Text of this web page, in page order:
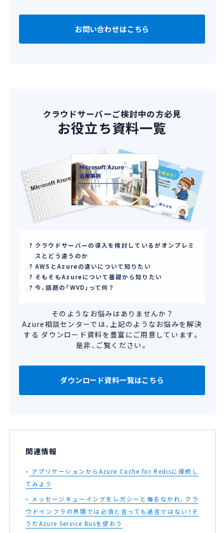
お問い合わせはこちら
クラウドサーバーご検討中の方必見
お役立ち資料一覧
クラウドサーバーの導入を検討しているがオンプレミ
スとどう違うのか
AWSとAzureの違いについて知りたい
そもそもAzureについて基礎から知りたい
今、話題の「WVD」って何？
そのようなお悩みはありませんか？
Azure相談センターでは、上記のようなお悩みを解決
する ダウンロード資料を豊富にご用意しています。
是非、ご覧ください。
ダウンロード資料一覧はこちら
関連情報
アプリケーションからAzure Cache for Redisに接続し
てみよう
メッセージキューイングをレガシーと侮るなかれ、クラ
ウドインフラの界隈では必須と言っても過言ではない！そ
うだAzure Service Busを使おう